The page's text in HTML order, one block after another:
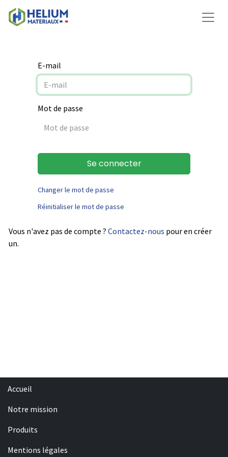
E-mail
Mot de passe
Se connecter
Changer le mot de passe
Réinitialiser le mot de passe
Vous n'avez pas de compte ? Contactez-nous pour en créer
un.
Accueil
Notre mission
Produits
Mentions légales